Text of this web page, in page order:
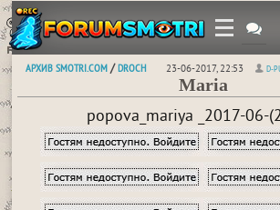
АРХИВ SMOTRI.COM /DROCH 23-06-2017, 22:53 D-
Maria
popova_mariya _2017-06-